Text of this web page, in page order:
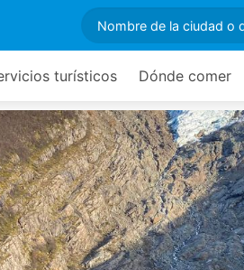
turísticos Dónde comer